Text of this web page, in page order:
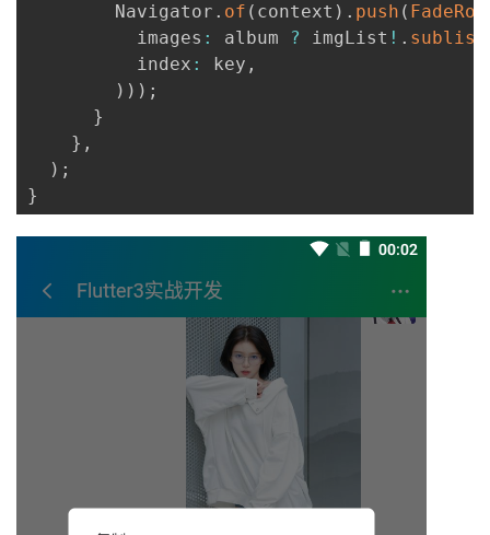
        Navigator
. of ( context ) . push (
          images
: album ? imgList ! . sublist
          index
: key ,
) ) ) ;
}
} ,
) ;
}